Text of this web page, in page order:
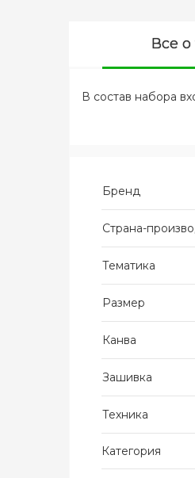
Все о
В состав набора
Бренд
Страна-
Тематика
Размер
Канва
Зашивка
Техника
Категория